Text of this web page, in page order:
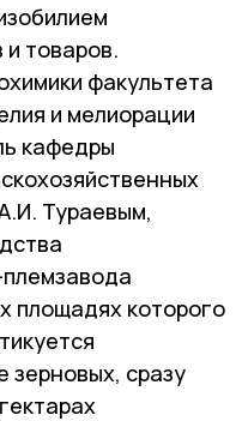
товаров.
факультета
и мелиорации
кафедры
Тураевым,
площадях которого
зерновых, сразу